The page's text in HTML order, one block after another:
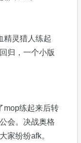
精灵猎人练起
归，一个小版
mop练起来后转
会。决战奥格
家纷纷afk。